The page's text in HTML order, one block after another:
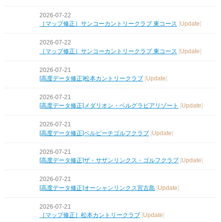
2026-07-22
［マップ修正］サンコーカントリークラブ 東コース [Update]
2026-07-22
［マップ修正］サンコーカントリークラブ 東コース [Update]
2026-07-21
[高度データ修正]松本カントリークラブ [Update]
2026-07-21
[高度データ修正]メダリオン・ベルグラビアリゾート
Update
2026-07-21
[高度データ修正]ベルビーチゴルフクラブ [Update]
2026-07-21
[高度データ修正]ザ・サザンリンクス・ゴルフクラブ
Update
2026-07-21
[高度データ修正]オーシャンリンクス宮古島 [Update]
2026-07-21
［マップ修正］松本カントリークラブ
Update